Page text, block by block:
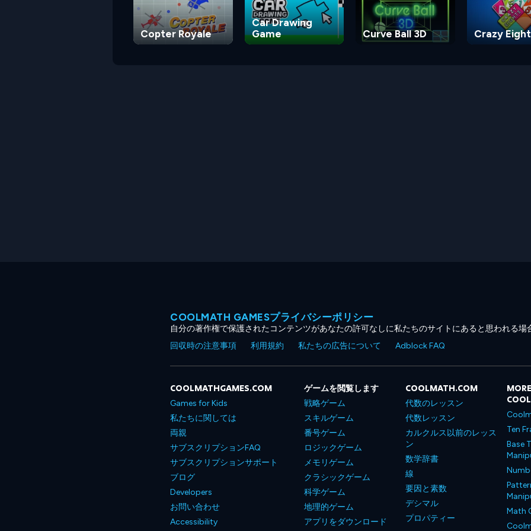
Copter Royale
Car Drawing
Game
Curve Ball 3D Crazy
COOLMATH GAMESプライバシーポリシー
自分の著作権で保護されたコンテンツがあなたの許可なしに私たちのサイトにあると思われる
回収時の注意事項
利用規約 私たちの広告について Adblock FAQ
COOLMATHGAMES.COM
Games for Kids
私たちに関しては
両親
サブスクリプションFAQ
サブスクリプションサポート
ブログ
Developers
お問い合わせ
Accessibility
ゲームを閲覧します
戦略ゲーム
スキルゲーム
番号ゲーム
ロジックゲーム
メモリゲーム
クラシックゲーム
科学ゲーム
地理的ゲーム
アプリをダウンロード
COOLMATH.COM
代数のレッスン
代数レッスン
カルクルス以前のレッス
ン
数学辞書
線
要因と素数
デシマル
プロパティー
Ten
Base
Math